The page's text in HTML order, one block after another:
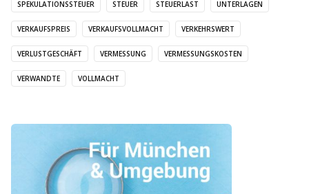
SPEKULATIONSSTEUER STEUER STEUERLAST UNTERLAGEN
VERKAUFSPREIS VERKAUFSVOLLMACHT VERKEHRSWERT
VERLUSTGESCHÄFT VERMESSUNG VERMESSUNGSKOSTEN
VERWANDTE VOLLMACHT